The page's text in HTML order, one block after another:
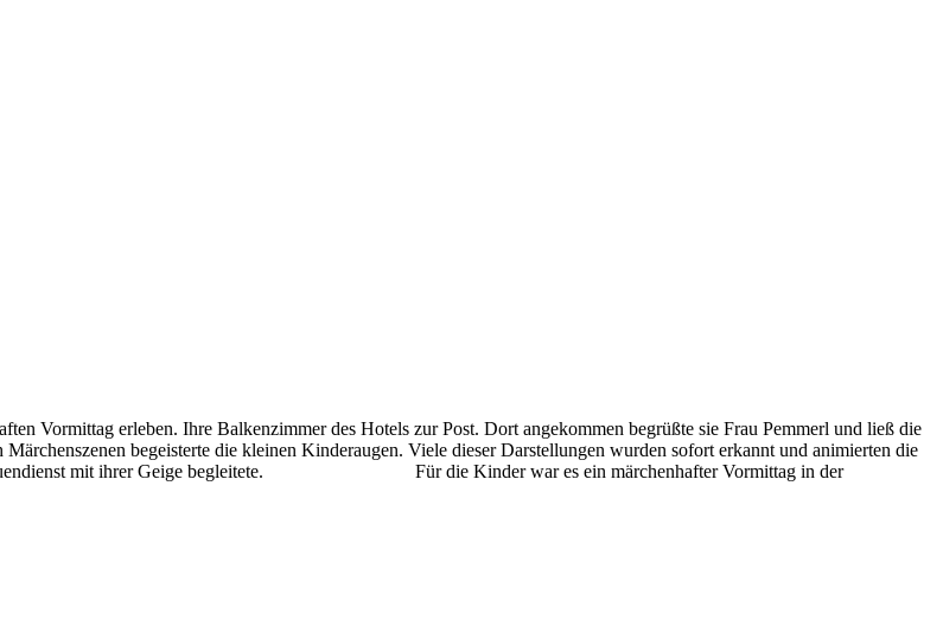
Vormittag erleben. Ihre Balkenzimmer des Hotels zur Post. Dort angekommen begrüßte sie Frau Pemmerl und ließ die
begeisterte die kleinen Kinderaugen. Viele dieser Darstellungen wurden sofort erkannt und animierten die
Frauendienst mit ihrer Geige begleitete. Für die Kinder war es ein märchenhafter Vormittag in der